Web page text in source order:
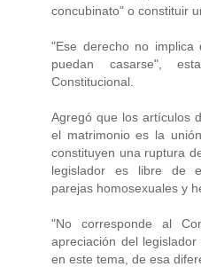
concubinato" o constituir
"Ese derecho no
puedan casarse",
Constitucional.
Agregó que los artículos
el matrimonio es la
constituyen una ruptura
legislador es libre de
parejas homosexuales y
"No corresponde al
apreciación del
en este tema, de esa